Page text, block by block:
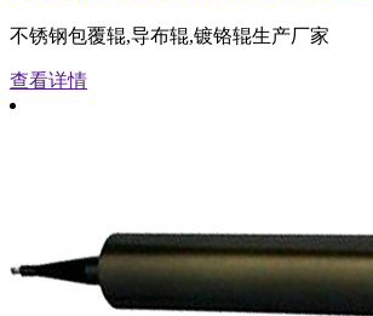
不锈钢包覆辊,导布辊,镀铬辊生产厂家
查看详情